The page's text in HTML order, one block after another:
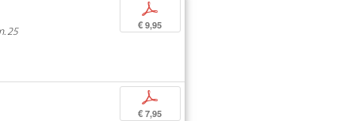
25
p
€ 9,95
p
€ 7,95